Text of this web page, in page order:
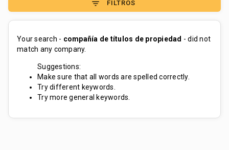
filter_list FILTROS
Your search - compañía de títulos de propiedad - did not
match any company.
Suggestions:
Make sure that all words are spelled correctly.
Try different keywords.
Try more general keywords.